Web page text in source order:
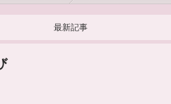
最新記事